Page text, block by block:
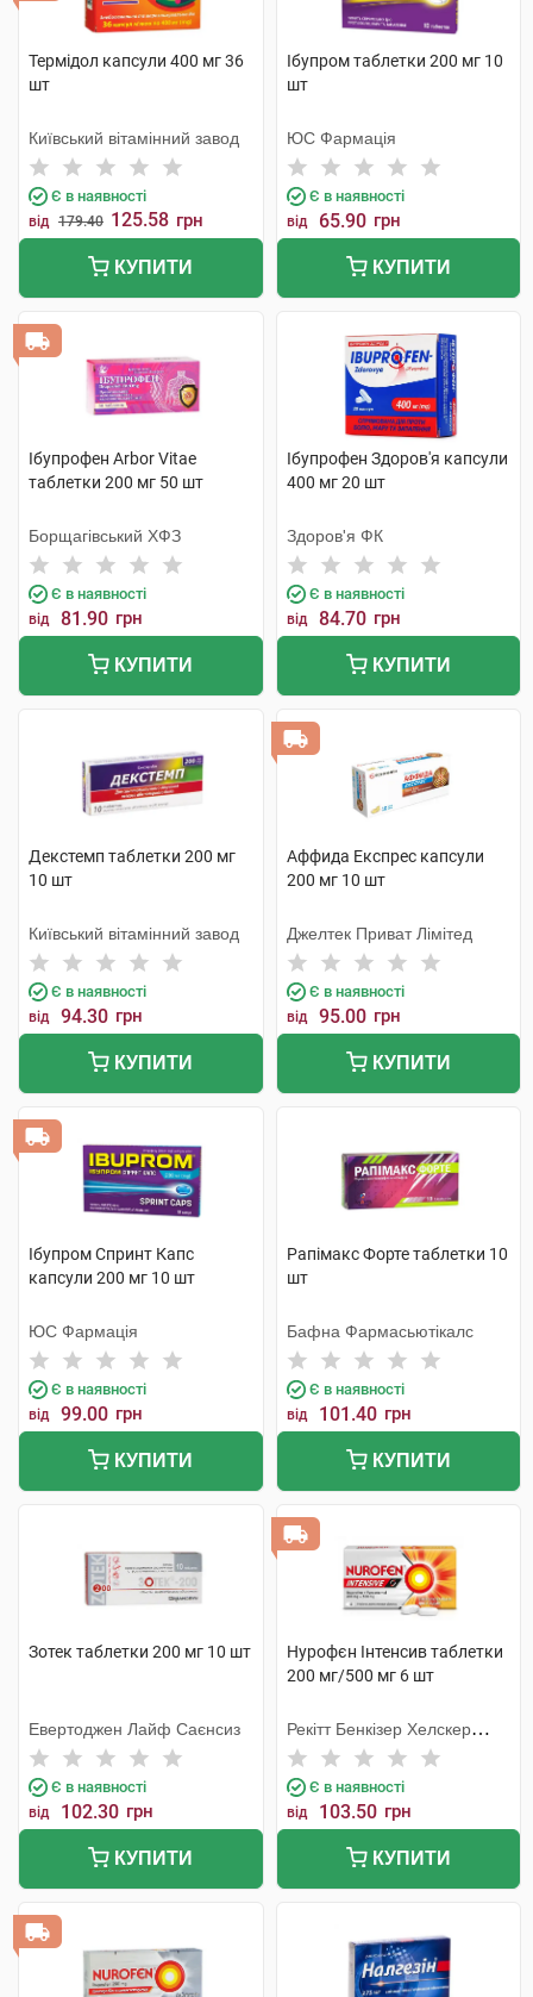
Термідол капсули 400 мг 36
шт
Київський вітамінний завод
Є в наявності
від 179.40 125.58 грн
КУПИТИ
Ібупром таблетки 200 мг 10
шт
ЮС Фармація
Є в наявності
від 65.90 грн
КУПИТИ
Ібупрофен Arbor Vitae
таблетки 200 мг 50 шт
Борщагівський ХФЗ
Є в наявності
від 81.90 грн
КУПИТИ
Ібупрофен Здоров'я капсули
400 мг 20 шт
Здоров'я ФК
Є в наявності
від 84.70 грн
КУПИТИ
Декстемп таблетки 200 мг
10 шт
Київський вітамінний завод
Є в наявності
від 94.30 грн
КУПИТИ
Аффида Експрес капсули
200 мг 10 шт
Джелтек Приват Лімітед
Є в наявності
від 95.00 грн
КУПИТИ
Ібупром Спринт Капс
капсули 200 мг 10 шт
ЮС Фармація
Є в наявності
від 99.00 грн
КУПИТИ
Рапімакс Форте таблетки 10
шт
Бафна Фармасьютікалс
Є в наявності
від 101.40 грн
КУПИТИ
Зотек таблетки 200 мг 10 шт
Евертоджен Лайф Саєнсиз
Є в наявності
від 102.30 грн
КУПИТИ
Нурофєн Інтенсив таблетки
200 мг/500 мг 6 шт
Рекітт Бенкізер Хелскер
Інтернешнл
Є в наявності
від 103.50 грн
КУПИТИ